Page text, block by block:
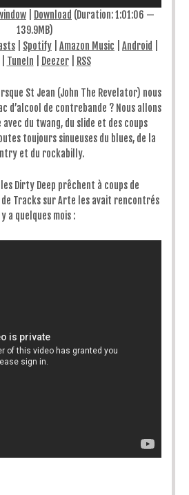
Download (Duration: 1:01:06 —
139.9MB)
Spotify Amazon Music Android
TuneIn Deezer| RSS
St Jean (John The Revelator) nous
d’alcool de contrebande ? Nous allons
du twang, du slide et des coups
toujours sinueuses du blues, de la
et du rockabilly.
Dirty Deep prêchent à coups de
Tracks sur Arte les avait rencontrés
a quelques mois :